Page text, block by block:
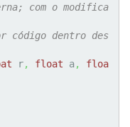
com o modifica
código dentro des
r, float a,
floa